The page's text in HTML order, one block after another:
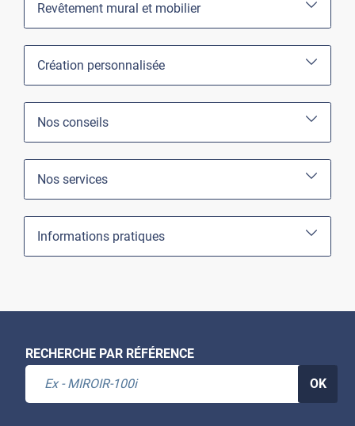
Revêtement mural et mobilier
Création personnalisée
Nos conseils
Nos services
Informations pratiques
RECHERCHE PAR RÉFÉRENCE
OK